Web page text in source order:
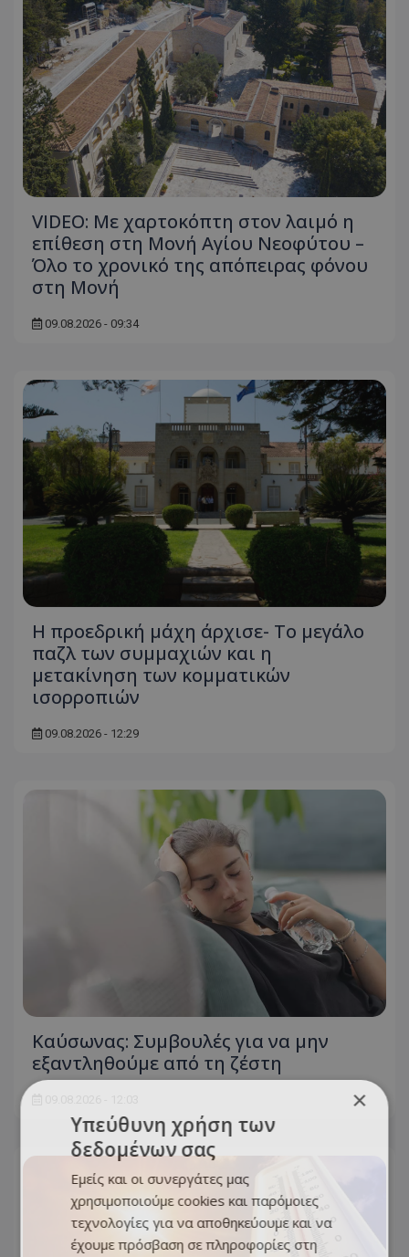
VIDEO: Με χαρτοκόπτη στον λαιμό η
επίθεση στη Μονή Αγίου Νεοφύτου –
Όλο το χρονικό της απόπειρας φόνου
στη Μονή
09.08.2026 - 09:34
Η προεδρική μάχη άρχισε- Το μεγάλο
παζλ των συμμαχιών και η
μετακίνηση των κομματικών
ισορροπιών
09.08.2026 - 12:29
Kαύσωνας: Συμβουλές για να μην
εξαντληθούμε από τη ζέστη
×
Υπεύθυνη χρήση των
δεδομένων σας
Εμείς και οι συνεργάτες μας
χρησιμοποιούμε cookies και παρόμοιες
τεχνολογίες για να αποθηκεύουμε και να
έχουμε πρόσβαση σε πληροφορίες στη